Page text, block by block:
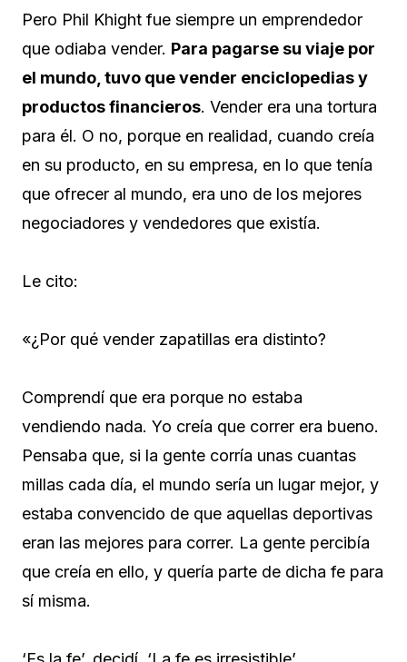
Pero Phil Khight fue siempre un emprendedor
que odiaba vender. Para pagarse su viaje por
el mundo, tuvo que vender enciclopedias y
productos financieros. Vender era una tortura
para él. O no, porque en realidad, cuando creía
en su producto, en su empresa, en lo que tenía
que ofrecer al mundo, era uno de los mejores
negociadores y vendedores que existía.
Le cito:
«¿Por qué vender zapatillas era distinto?
Comprendí que era porque no estaba
vendiendo nada. Yo creía que correr era bueno.
Pensaba que, si la gente corría unas cuantas
millas cada día, el mundo sería un lugar mejor, y
estaba convencido de que aquellas deportivas
eran las mejores para correr. La gente percibía
que creía en ello, y quería parte de dicha fe para
sí misma.